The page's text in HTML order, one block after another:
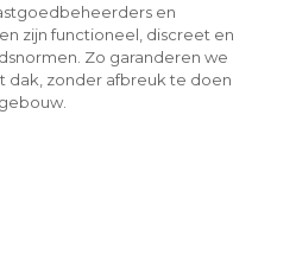
en
zijn functioneel, discreet en
Zo garanderen we
dak, zonder afbreuk te doen